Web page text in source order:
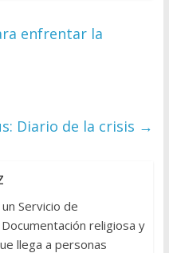
enfrentar la
Diario de la crisis →
Servicio de
religiosa y
llega a personas